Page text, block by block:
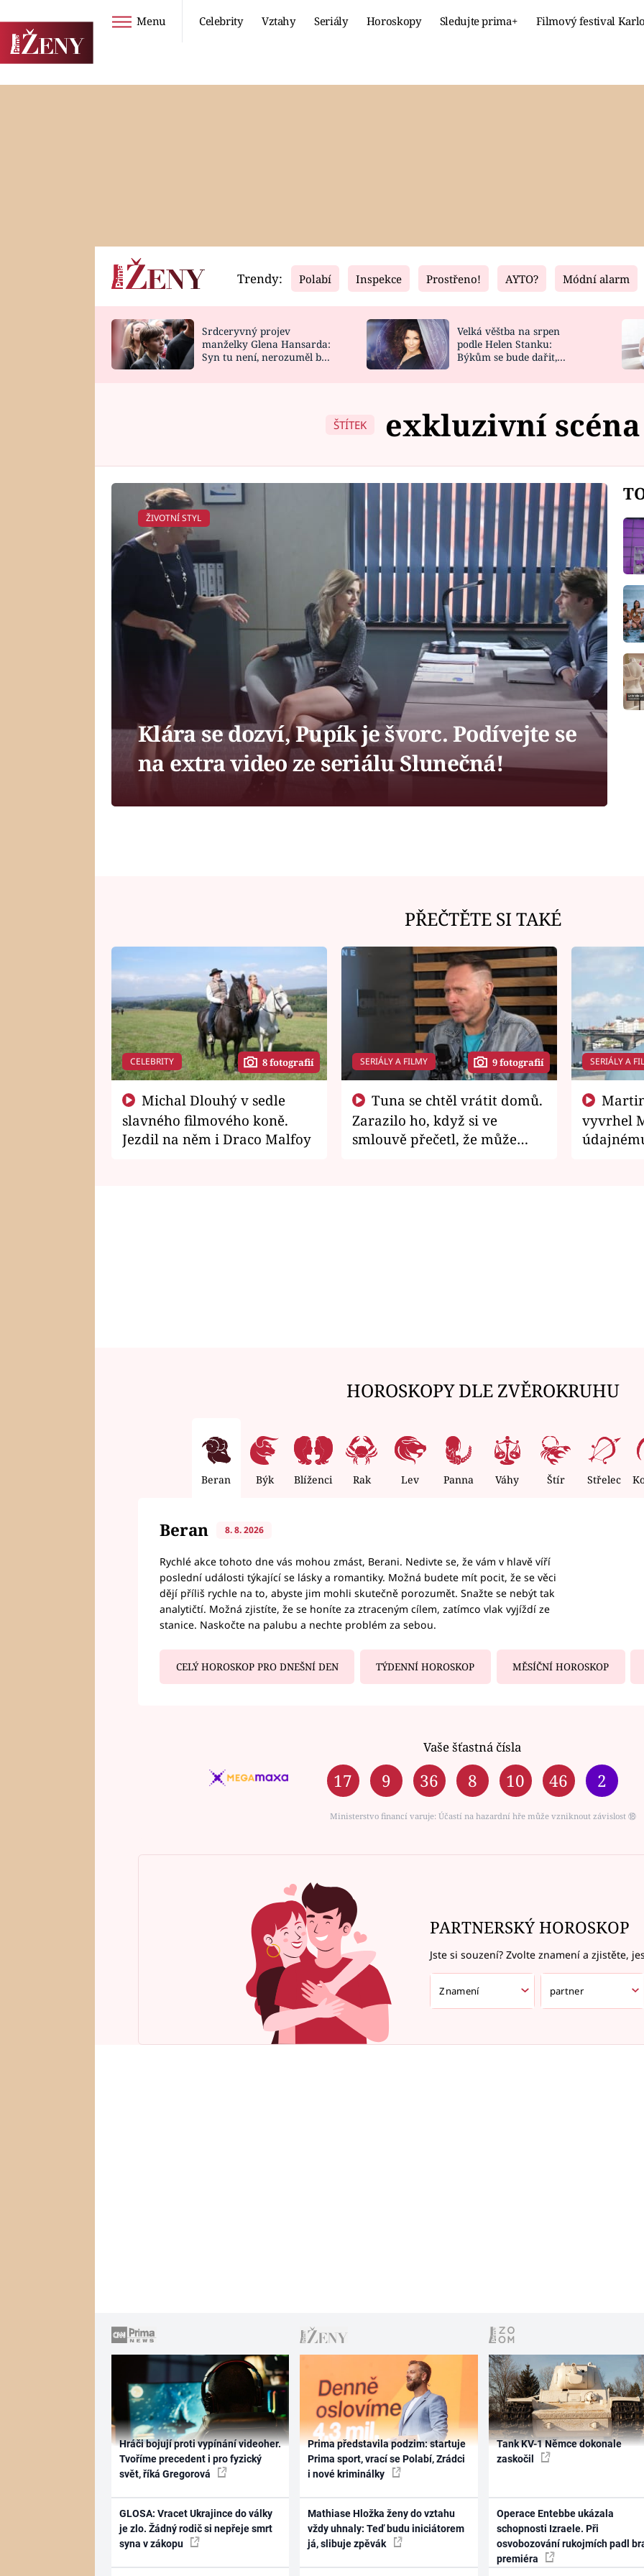
Menu Celebrity Vztahy Seriály Horoskopy Sledujte prima+ Filmový festival
Horoskopy
HOROSKOP NA
Video
CELEBRITY
VAŘENÍ
Fresh
NOVINKY
VIDEORECEPTY
Living
DESIGN
Trendy: Polabí Inspekce Prostřeno! AYTO? Módní alarm
Srdceryvný projev
manželky Glena Hansarda:
Syn tu není, nerozuměl by
Velká věštba na srpen
podle Helen Stanku:
Býkům se bude dařit,
ŠTÍTEK exkluzivní scéna
ŽIVOTNÍ STYL
Klára se dozví, Pupík je švorc. Podívejte se
na extra video ze seriálu Slunečná!
PŘEČTĚTE SI TAKÉ
CELEBRITY 8 fotografií
slavného filmového koně.
Jezdil na něm i Draco Malfoy
SERIÁLY A FILMY 9 fotografií
Zarazilo ho, když si ve
smlouvě přečetl, že může
SERIÁLY A
vyvrhel
HOROSKOPY DLE ZVĚROKRUHU
Beran Býk Blíženci Rak Lev Panna Váhy Štír Střelec
Beran 8. 8. 2026
Rychlé akce tohoto dne vás mohou zmást, Berani. Nedivte se, že vám v hlavě víří
poslední události týkající se lásky a romantiky. Možná budete mít pocit, že se věci
dějí příliš rychle na to, abyste jim mohli skutečně porozumět. Snažte se nebýt tak
analytičtí. Možná zjistíte, že se honíte za ztraceným cílem, zatímco vlak vyjíždí ze
stanice. Naskočte na palubu a nechte problém za sebou.
CELÝ HOROSKOP PRO DNEŠNÍ DEN TÝDENNÍ HOROSKOP MĚSÍČNÍ HOROSKOP
Vaše šťastná čísla
17 9 36 8 10 46 2
Ministerstvo financí varuje: Účastí na hazardní hře může vzniknout závislost ⑱
PARTNERSKÝ HOROSKOP
Jste si souzení? Zvolte znamení a zjistěte,
Hráči bojují proti vypínání videoher.
Tvoříme precedent i pro fyzický
svět, říká Gregorová
GLOSA: Vracet Ukrajince do války
je zlo. Žádný rodič si nepřeje smrt
syna v zákopu
Prima představila podzim: startuje
Prima sport, vrací se Polabí, Zrádci
i nové kriminálky
Mathiase Hložka ženy do vztahu
vždy uhnaly: Teď budu iniciátorem
já, slibuje zpěvák
Tank KV-1 Němce dokonale
zaskočil
Operace Entebbe ukázala
schopnosti Izraele. Při
osvobozování rukojmích padl
premiéra